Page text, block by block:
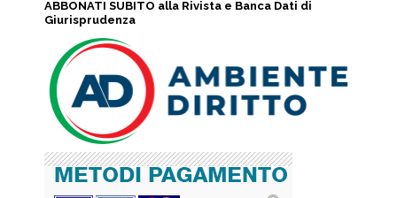
ABBONATI SUBITO alla Rivista e Banca Dati di
Giurisprudenza